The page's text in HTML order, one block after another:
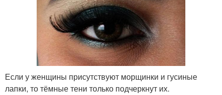
Если у женщины присутствуют морщинки и гусиные
лапки, то тёмные тени только подчеркнут их.